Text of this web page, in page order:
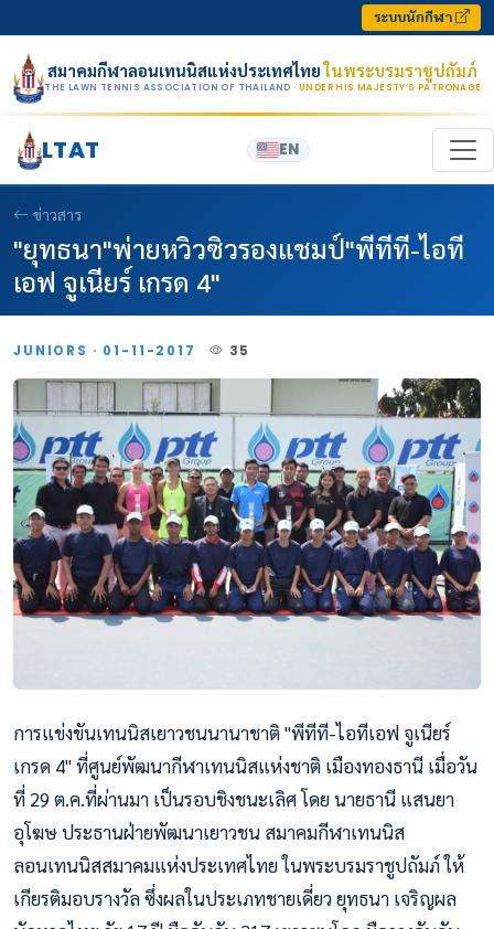
ระบบนักกีฬา
สมาคมกีฬาลอนเทนนิสแห่งประเทศไทยในพระบรมราชูปถัมภ์
THE LAWN TENNIS ASSOCIATION OF THAILAND · UNDER HIS MAJESTY’S PATRONAGE
LTAT EN
ข่าวสาร
"ยุทธนา"พ่ายหวิวซิวรองแชมป์"พีทีที-ไอที
เอฟ จูเนียร์ เกรด 4"
JUNIORS · 01-11-2017 35
การแข่งขันเทนนิสเยาวชนนานาชาติ "พีทีที-ไอทีเอฟ จูเนียร์
เกรด 4" ที่ศูนย์พัฒนากีฬาเทนนิสแห่งชาติ เมืองทองธานี เมื่อวัน
ที่ 29 ต.ค.ที่ผ่านมา เป็นรอบชิงชนะเลิศ โดย นายธานี แสนยา
อุโฆษ ประธานฝ่ายพัฒนาเยาวชน สมาคมกีฬาเทนนิส
ลอนเทนนิสสมาคมแห่งประเทศไทย ในพระบรมราชูปถัมภ์ ให้
เกียรติมอบรางวัล ซึ่งผลในประเภทชายเดี่ยว ยุทธนา เจริญผล